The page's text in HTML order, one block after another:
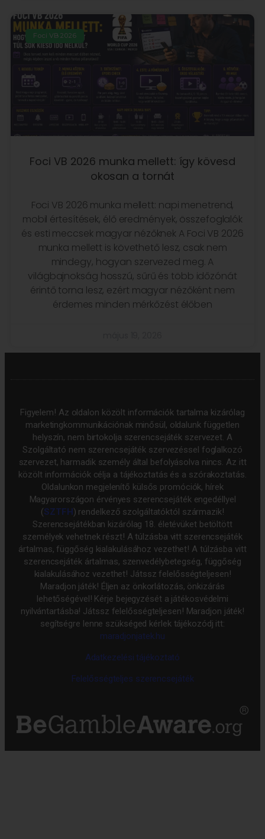
Foci VB 2026
Foci VB 2026 munka mellett: így kövesd
okosan a tornát
Foci VB 2026 munka mellett: napi menetrend,
mobil értesítések, élő eredmények, összefoglalók
és esti meccsek magyar nézőknek A Foci VB 2026
munka mellett is követhető lesz, csak nem
mindegy, hogyan szervezed meg. A
világbajnokság hosszú, sűrű és több időzónát
érintő torna lesz, ezért magyar nézőként nem
érdemes minden mérkőzést élőben
Figyelem! Az oldalon közölt információk tartalma kizárólag
marketingkommunikációnak minősül, oldalunk független
helyszín, nem birtokolja szerencsejáték szervezet. A
Szolgáltató nem szerencsejáték szervezéssel foglalkozó
szervezet, harmadik személy által befolyásolva nincs. Az itt
közölt információk célja a tájékoztatás és a szórakoztatás.
Oldalunkon megjelenítő külsős promóciók, hírek
Magyarországon érvényes szerencsejáték engedéllyel
(SZTFH) rendelkező szolgáltatóktól származik!
Szerencsejátékban kizárólag 18. életévüket betöltött
személyek vehetnek részt! A túlzásba vitt szerencsejáték
ártalmas, függőség kialakulásához vezethet! A túlzásba vitt
szerencsejáték ártalmas, szenvedélybetegség, függőség
kialakulásához vezethet! Játssz felelősségteljesen!
Maradjon játék! Éljen az önkorlátozás, önkizárás
lehetőségével! Kérje bejegyzését a játékosvédelmi
nyilvántartásba! Játssz felelősségteljesen! Maradjon játék!
segítségre lenne szükséged kérlek tájékozódj itt:
maradjonjatek.hu
Adatkezelési tájékoztató
Felelősségteljes szerencsejáték